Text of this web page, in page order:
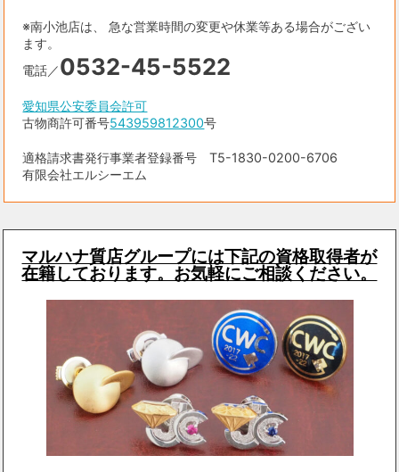
※南小池店は、 急な営業時間の変更や休業等ある場合がござい
ます。
電話／0532-45-5522
愛知県公安委員会許可
古物商許可番号543959812300号
適格請求書発行事業者登録番号 T5-1830-0200-6706
有限会社エルシーエム
マルハナ質店グループには下記の資格取得者が
在籍しております。お気軽にご相談ください。